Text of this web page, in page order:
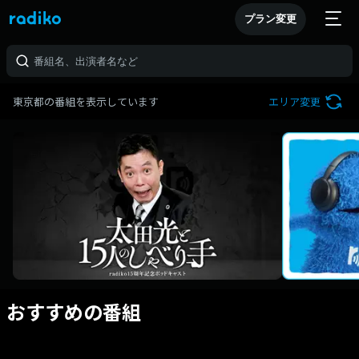
プラン変更
東京都の番組を表示しています エリア変更
おすすめの番組